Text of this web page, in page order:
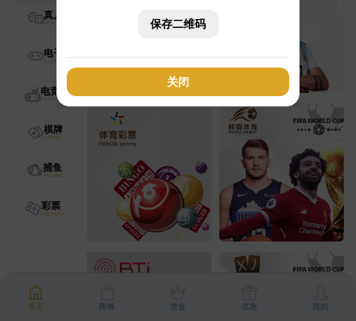
真人
电子
电竞
棋牌
捕鱼
彩票
首页 商城 资金 优惠 我的
保存二维码
关闭